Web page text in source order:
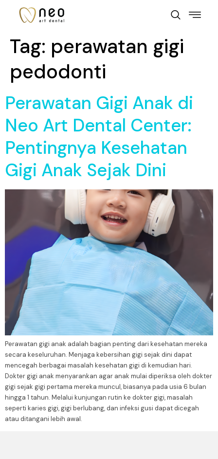
Tag: perawatan gigi
pedodonti
Perawatan Gigi Anak di
Neo Art Dental Center:
Pentingnya Kesehatan
Gigi Anak Sejak Dini
Perawatan gigi anak adalah bagian penting dari kesehatan mereka
secara keseluruhan. Menjaga kebersihan gigi sejak dini dapat
mencegah berbagai masalah kesehatan gigi di kemudian hari.
Dokter gigi anak menyarankan agar anak mulai diperiksa oleh dokter
gigi sejak gigi pertama mereka muncul, biasanya pada usia 6 bulan
hingga 1 tahun. Melalui kunjungan rutin ke dokter gigi, masalah
seperti karies gigi, gigi berlubang, dan infeksi gusi dapat dicegah
atau ditangani lebih awal.